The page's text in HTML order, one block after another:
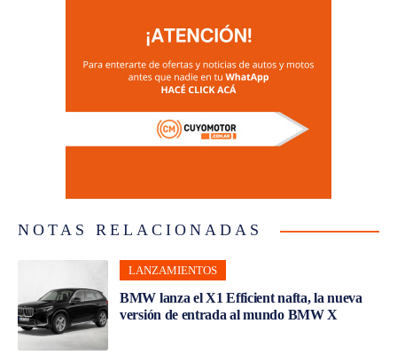
NOTAS RELACIONADAS
LANZAMIENTOS
BMW lanza el X1 Efficient nafta, la nueva
versión de entrada al mundo BMW X